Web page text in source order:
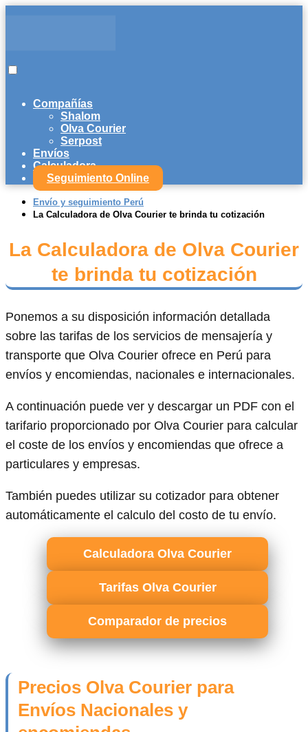
Compañías
Shalom
Olva Courier
Serpost
Envíos
Calculadora
Seguimiento Online
Envío y seguimiento Perú
La Calculadora de Olva Courier te brinda tu cotización
La Calculadora de Olva Courier
te brinda tu cotización
Ponemos a su disposición información detallada
sobre las tarifas de los servicios de mensajería y
transporte que Olva Courier ofrece en Perú para
envíos y encomiendas, nacionales e internacionales.
A continuación puede ver y descargar un PDF con el
tarifario proporcionado por Olva Courier para calcular
el coste de los envíos y encomiendas que ofrece a
particulares y empresas.
También puedes utilizar su cotizador para obtener
automáticamente el calculo del costo de tu envío.
Calculadora Olva Courier
Tarifas Olva Courier
Comparador de precios
Precios Olva Courier para
Envíos Nacionales y